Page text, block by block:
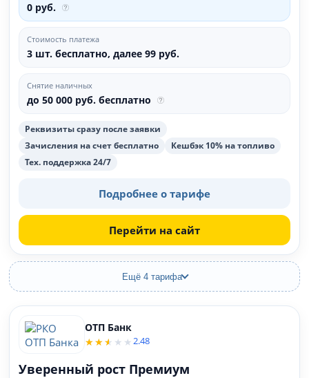
0 руб.
Стоимость платежа
3 шт. бесплатно, далее 99 руб.
Снятие наличных
до 50 000 руб. бесплатно
Реквизиты сразу после заявки
Зачисления на счет бесплатно
Кешбэк 10% на топливо
Тех. поддержка 24/7
Подробнее о тарифе
Перейти на сайт
Ещё 4 тарифа
ОТП Банк
2.48
Уверенный рост Премиум